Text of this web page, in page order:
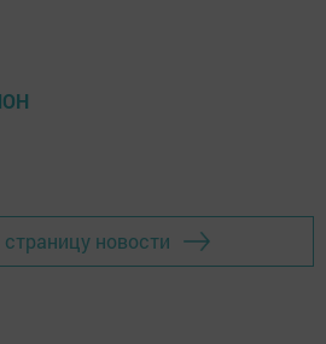
новости